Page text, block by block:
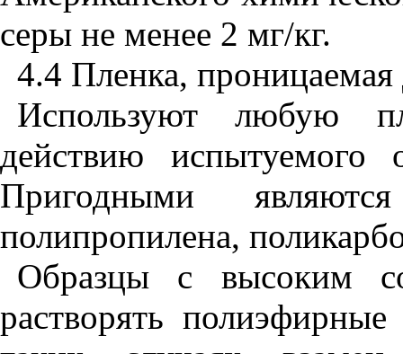
серы не менее 2 мг/кг.
4.4 Пленка, проницаемая
Используют любую
действию
Пригодными
полипропилена,
Образцы с высоким
растворять